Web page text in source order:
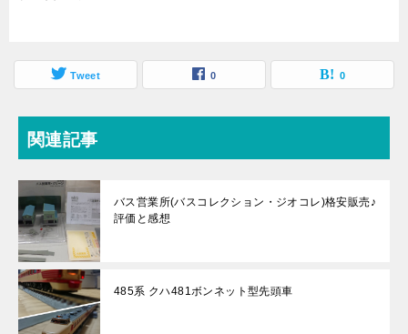
Tweet 0 0
関連記事
バス営業所(バスコレクション・ジオコレ)格安販売♪
評価と感想
485系 クハ481ボンネット型先頭車